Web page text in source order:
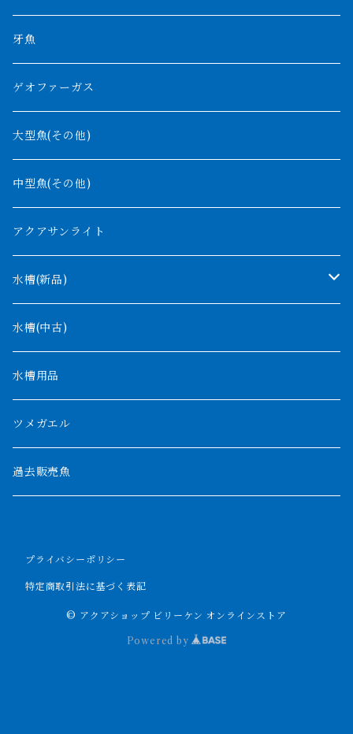
バンジャール
その他アロワナ
コウロントン
ラプラディ
ギニア
ナイジェリア
コンギクス
オルナティピンニス
コンゴ
タンガニーカ
ウィークシー
モケレンベンベ
デルヘッジ
ザイールグリーン
パルマス
ポーリー
セネガルス
ナイル川
ブリードポリプ
エンドリケリー
小型スネークヘッド
牙魚
ゲオファーガス
大型魚(その他)
中型魚(その他)
アクアサンライト
水槽(新品)
1200mm以下
1500mm
1800mm
2000mm以上
水槽(中古)
水槽用品
ツメガエル
過去販売魚
プライバシーポリシー
特定商取引法に基づく表記
© アクアショップ ビリーケン オンラインストア
Powered by